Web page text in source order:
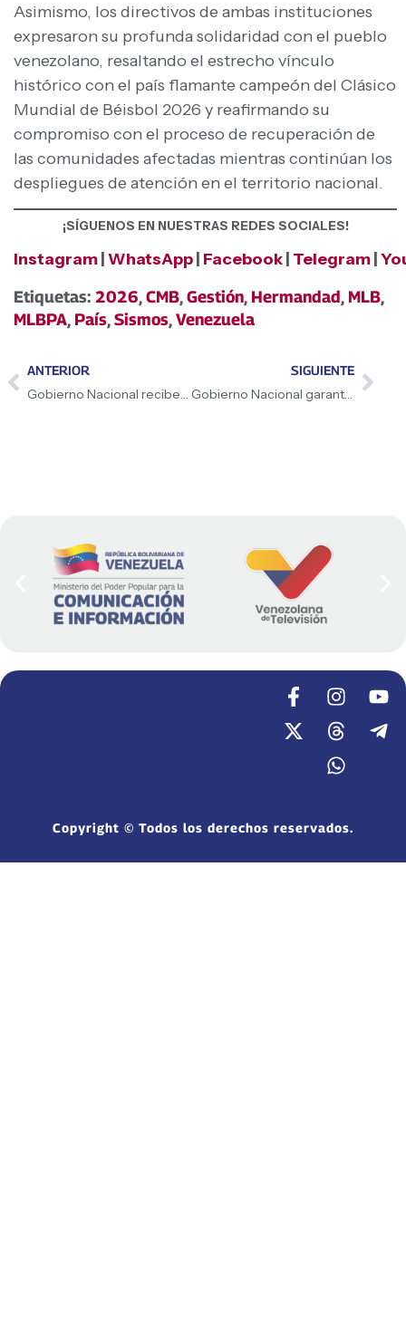
Asimismo, los directivos de ambas instituciones
expresaron su profunda solidaridad con el pueblo
venezolano, resaltando el estrecho vínculo
histórico con el país flamante campeón del Clásico
Mundial de Béisbol 2026 y reafirmando su
compromiso con el proceso de recuperación de
las comunidades afectadas mientras continúan los
despliegues de atención en el territorio nacional.
¡SÍGUENOS EN NUESTRAS REDES SOCIALES!
Instagram WhatsApp Facebook Telegram
Etiquetas: 2026,CMB,Gestión, Hermandad, MLB,
MLBPA, País,Sismos,Venezuela
ANTERIOR
Gobierno Nacional recibe asistencia humanitaria de Argentina, México y Alemania
SIGUIENTE
Gobierno Nacional garantiza atención alimentaria a familias afectadas por sismos a través de las Cocineras de la Patria ​
Copyright © Todos los derechos reservados.